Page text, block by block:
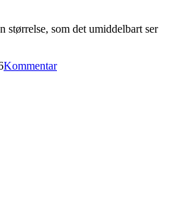
størrelse, som det umiddelbart ser
Kommentar